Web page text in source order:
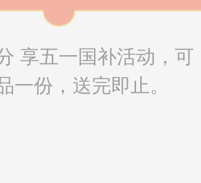
享五一国补活动，可
一份，送完即止。